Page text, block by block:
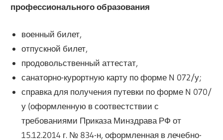
профессионального образования
военный билет,
отпускной билет,
продовольственный аттестат,
санаторно-курортную карту по форме N 072/у;
справка для получения путевки по форме N 070/
у (оформленную в соотвестствии с
требованиями Приказа Минздрава РФ от
15.12.2014 г. № 834-н, оформленная в лечебно-